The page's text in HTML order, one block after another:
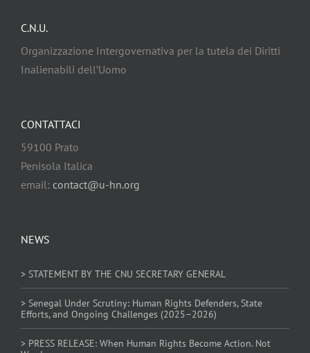
C.N.U.
Organizzazione Intergovernativa per la tutela dei Diritti
Inalienabili dell’Uomo
NEWS
> STATEMENT BY THE CNU SECRETARY GENERAL
> Senegal Under Scrutiny: Human Rights Defenders, State
Efforts, and Ongoing Challenges (2025–2026)
> PRESS RELEASE: When Human Rights Become Action. Not
CONTATTACI
59100 Prato
Penisola Italica
email: contact@u-hn.org